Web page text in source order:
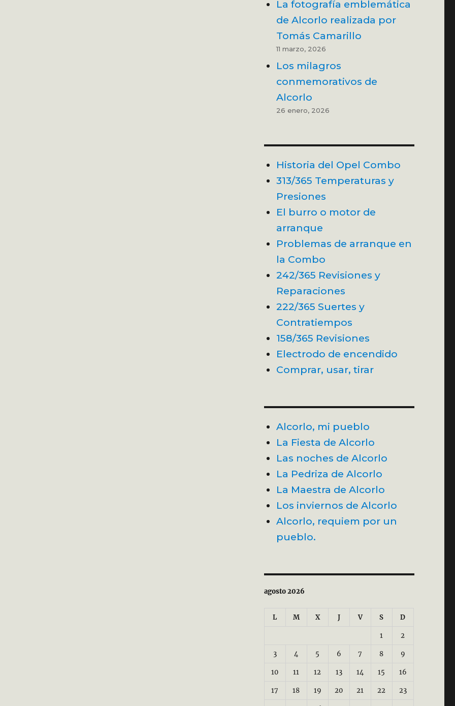
La fotografía emblemática
de Alcorlo realizada por
Tomás Camarillo
11 marzo, 2026
Los milagros
conmemorativos de
Alcorlo
26 enero, 2026
Historia del Opel Combo
313/365 Temperaturas y
Presiones
El burro o motor de
arranque
Problemas de arranque en
la Combo
242/365 Revisiones y
Reparaciones
222/365 Suertes y
Contratiempos
158/365 Revisiones
Electrodo de encendido
Comprar, usar, tirar
Alcorlo, mi pueblo
La Fiesta de Alcorlo
Las noches de Alcorlo
La Pedriza de Alcorlo
La Maestra de Alcorlo
Los inviernos de Alcorlo
Alcorlo, requiem por un
pueblo.
agosto 2026
L M X J V S D
1 2
3 4 5 6 7 8 9
10 11 12 13 14 15 16
17 18 19 20 21 22 23